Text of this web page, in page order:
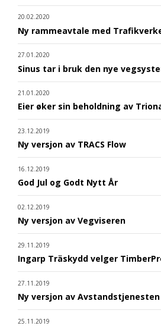
20.02.2020
Ny rammeavtale med
27.01.2020
Sinus tar i bruk den nye
21.01.2020
Eier øker sin beholdning av
23.12.2019
Ny versjon av TRACS Flow
16.12.2019
God Jul og Godt Nytt År
02.12.2019
Ny versjon av Vegviseren
29.11.2019
Ingarp Träskydd velger
27.11.2019
Ny versjon av Avstandstjenesten
25.11.2019